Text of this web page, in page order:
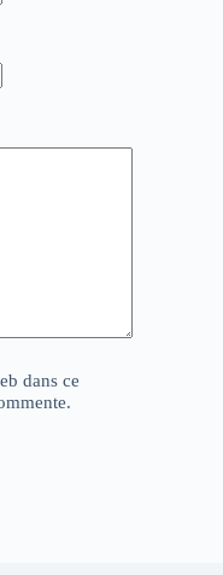
dans ce